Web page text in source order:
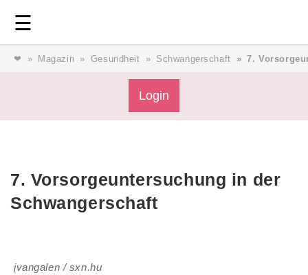
☰
❤ Magazin Gesundheit Schwangerschaft 7.
Login
7. Vorsorgeuntersuchung in der
Schwangerschaft
jvangalen / sxn.hu
Forum